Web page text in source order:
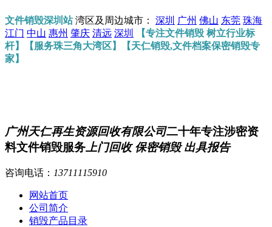
文件销毁深圳站湾区及周边城市： 深圳 广州 佛山 东莞 珠海
江门 中山 惠州 肇庆 清远 深圳
【专注文件销毁 树立行业标
杆】【服务珠三角大湾区】【天仁销毁,文件档案保密销毁专
家】
广州天仁再生资源回收有限公司二十年专注涉密资
料文件销毁服务 上门回收 保密销毁 出具报告
咨询电话： 13711115910
网站首页
公司简介
销毁产品目录